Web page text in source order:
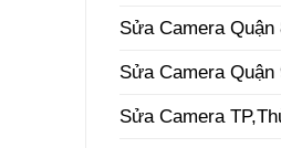
Sửa Camera Quận
Sửa Camera Quận
Sửa Camera